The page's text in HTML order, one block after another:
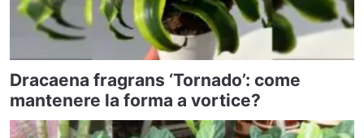
Dracaena fragrans ‘Tornado’: come
mantenere la forma a vortice?